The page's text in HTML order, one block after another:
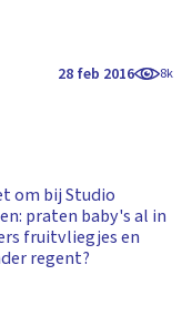
28 feb 2016 8k
om bij Studio
praten baby's al in
fruitvliegjes en
regent?